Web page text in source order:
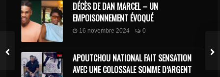
DÉCÈS DE DAN MARCEL – UN
EMPOISONNEMENT ÉVOQUÉ
16 novembre 2024 0
APOUTCHOU NATIONAL FAIT SENSATION
AVEC UNE COLOSSALE SOMME D’ARGENT